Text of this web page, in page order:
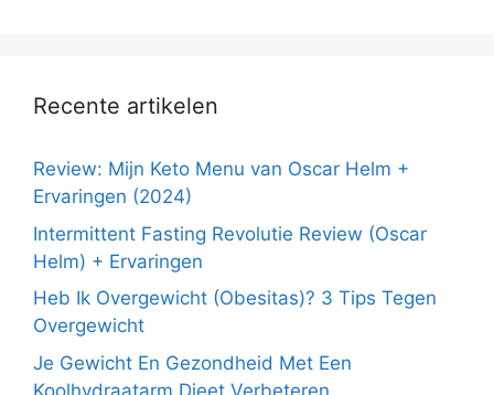
Recente artikelen
Review: Mijn Keto Menu van Oscar Helm +
Ervaringen (2024)
Intermittent Fasting Revolutie Review (Oscar
Helm) + Ervaringen
Heb Ik Overgewicht (Obesitas)? 3 Tips Tegen
Overgewicht
Je Gewicht En Gezondheid Met Een
Koolhydraatarm Dieet Verbeteren